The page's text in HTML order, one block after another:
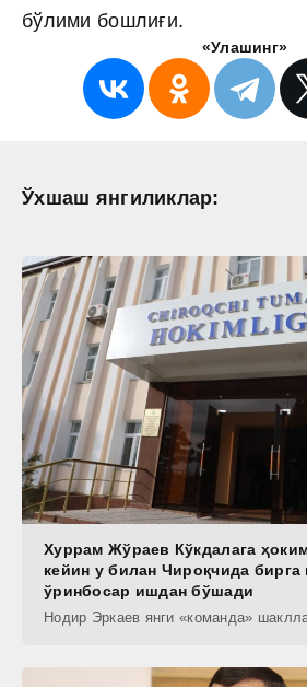
бўлими бошлиғи.
«Улашинг»
Ўхшаш янгиликлар:
Хуррам Жўраев Кўкдалага
кейин у билан Чироқчида
ўринбосар ишдан бўшади
Нодир Эркаев янги «команда»